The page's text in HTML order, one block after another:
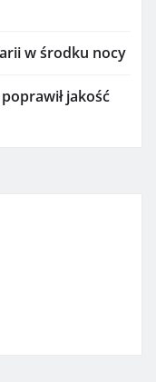
w środku nocy
jakość